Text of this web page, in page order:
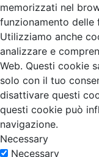
memorizzati nel
funzionamento delle
Utilizziamo anche
analizzare e
Web. Questi cookie
solo con il tuo
disattivare questi
questi cookie può
navigazione.
Necessary
Necessary